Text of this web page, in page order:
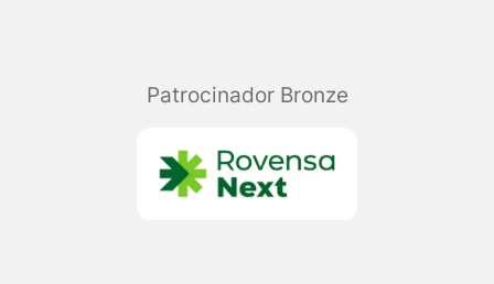
Patrocinador Bronze